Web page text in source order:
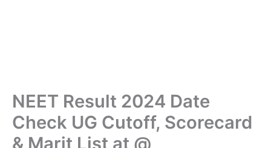
NEET Result 2024 Date
Check UG Cutoff, Scorecard
& Marit List at @